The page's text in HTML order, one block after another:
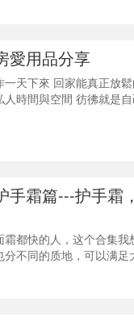
化妆水使用感受上还是
愛用品分享
天下來 回家能真正放
時間與空間 彷彿就是
！ 1 Aveda shampure
含矽靈，這罐純香洗潤
手霜篇---护手霜
都快的人，这个合集我
不同的质地，可以满足
到小众品牌，这篇合集
的请收藏~我简单粗暴